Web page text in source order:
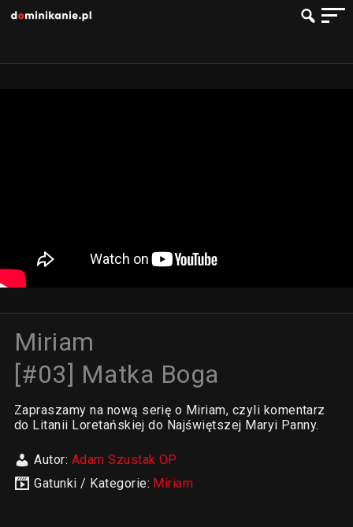
Miriam
[#03] Matka Boga
Zapraszamy na nową serię o Miriam, czyli komentarz
do Litanii Loretańskiej do Najświętszej Maryi Panny.
Autor: Adam Szustak OP
Gatunki / Kategorie: Miriam